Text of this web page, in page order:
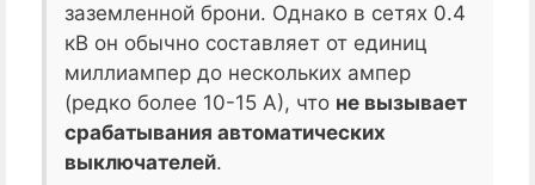
заземленной брони. Однако в сетях 0.4
кВ он обычно составляет от единиц
миллиампер до нескольких ампер
(редко более 10-15 А), что не вызывает
срабатывания автоматических
выключателей.